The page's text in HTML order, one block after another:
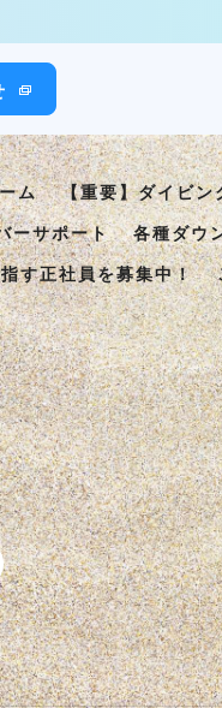
ム
【重要】ダイビン
ーサポート 各種ダウ
す正社員を募集中！